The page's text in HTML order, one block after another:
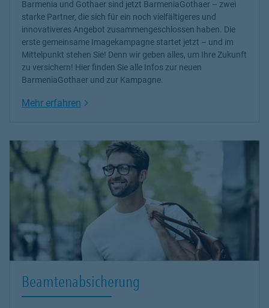
Barmenia und Gothaer sind jetzt BarmeniaGothaer – zwei
starke Partner, die sich für ein noch vielfältigeres und
innovativeres Angebot zusammengeschlossen haben. Die
erste gemeinsame Imagekampagne startet jetzt – und im
Mittelpunkt stehen Sie! Denn wir geben alles, um Ihre Zukunft
zu versichern! Hier finden Sie alle Infos zur neuen
BarmeniaGothaer und zur Kampagne.
Mehr erfahren Link Opens in New Tab
Beamtenabsicherung